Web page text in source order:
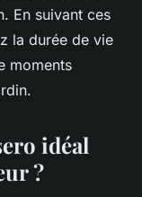
En suivant ces
la durée de vie
moments
idéal
?